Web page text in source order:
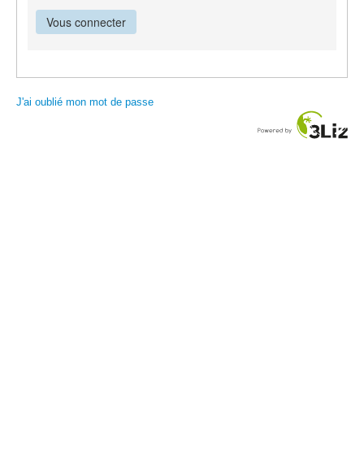
J'ai oublié mon mot de passe